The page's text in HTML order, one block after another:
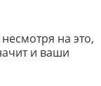
на это,
и ваши